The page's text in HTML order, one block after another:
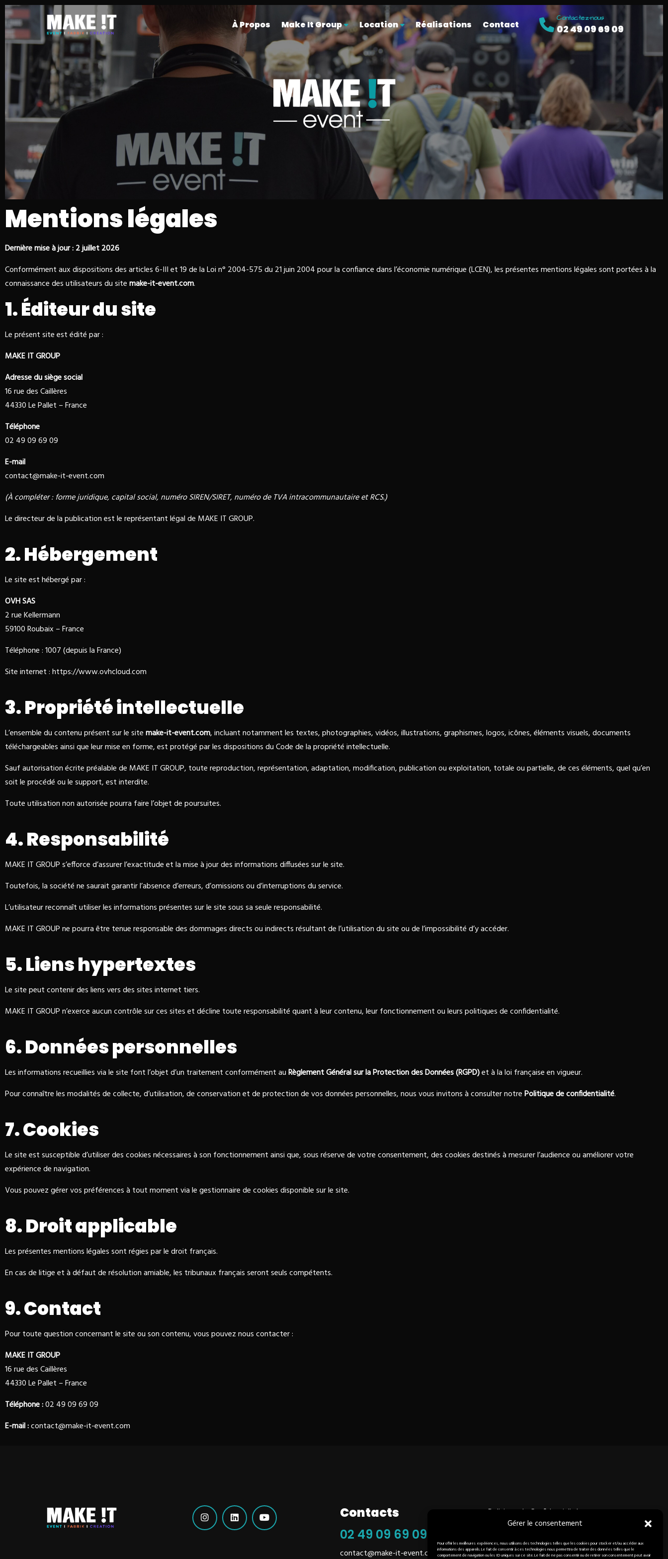
Gérer le consentement
Pour offrir les meilleures expériences, nous utilisons des technologies telles que les cookies pour stocker et/ou accéder aux
informations des appareils. Le fait de consentir à ces technologies nous permettra de traiter des données telles que le
comportement de navigation ou les ID uniques sur ce site. Le fait de ne pas consentir ou de retirer son consentement peut avoir
À Propos Make It Group Location Réalisations Contact
Contactez-nous
02 49 09 69 09
Mentions légales
Dernière mise à jour : 2 juillet 2026
Conformément aux dispositions des articles 6-III et 19 de la Loi n° 2004-575 du 21 juin 2004 pour la confiance dans l’économie numérique (LCEN), les présentes mentions légales sont portées à la
connaissance des utilisateurs du sitemake-it-event.com.
1. Éditeur du site
Le présent site est édité par :
MAKE IT GROUP
Adresse du siège social
16 rue des Caillères
44330 Le Pallet – France
Téléphone
02 49 09 69 09
E-mail
contact@make-it-event.com
(À compléter : forme juridique, capital social, numéro SIREN/SIRET, numéro de TVA intracommunautaire et RCS.)
Le directeur de la publication est le représentant légal de MAKE IT GROUP.
2. Hébergement
Le site est hébergé par :
OVH SAS
2 rue Kellermann
59100 Roubaix – France
Téléphone : 1007 (depuis la France)
Site internet :https://www.ovhcloud.com
3. Propriété intellectuelle
L’ensemble du contenu présent sur le sitemake-it-event.com, incluant notamment les textes, photographies, vidéos, illustrations, graphismes, logos, icônes, éléments visuels, documents
téléchargeables ainsi que leur mise en forme, est protégé par les dispositions du Code de la propriété intellectuelle.
Sauf autorisation écrite préalable de MAKE IT GROUP, toute reproduction, représentation, adaptation, modification, publication ou exploitation, totale ou partielle, de ces éléments, quel qu’en
soit le procédé ou le support, est interdite.
Toute utilisation non autorisée pourra faire l’objet de poursuites.
4. Responsabilité
MAKE IT GROUP s’efforce d’assurer l’exactitude et la mise à jour des informations diffusées sur le site.
Toutefois, la société ne saurait garantir l’absence d’erreurs, d’omissions ou d’interruptions du service.
L’utilisateur reconnaît utiliser les informations présentes sur le site sous sa seule responsabilité.
MAKE IT GROUP ne pourra être tenue responsable des dommages directs ou indirects résultant de l’utilisation du site ou de l’impossibilité d’y accéder.
5. Liens hypertextes
Le site peut contenir des liens vers des sites internet tiers.
MAKE IT GROUP n’exerce aucun contrôle sur ces sites et décline toute responsabilité quant à leur contenu, leur fonctionnement ou leurs politiques de confidentialité.
6. Données personnelles
Les informations recueillies via le site font l’objet d’un traitement conformément auRèglement Général sur la Protection des Données (RGPD)et à la loi française en vigueur.
Pour connaître les modalités de collecte, d’utilisation, de conservation et de protection de vos données personnelles, nous vous invitons à consulter notrePolitique de confidentialité.
7. Cookies
Le site est susceptible d’utiliser des cookies nécessaires à son fonctionnement ainsi que, sous réserve de votre consentement, des cookies destinés à mesurer l’audience ou améliorer votre
expérience de navigation.
Vous pouvez gérer vos préférences à tout moment via le gestionnaire de cookies disponible sur le site.
8. Droit applicable
Les présentes mentions légales sont régies par le droit français.
En cas de litige et à défaut de résolution amiable, les tribunaux français seront seuls compétents.
9. Contact
Pour toute question concernant le site ou son contenu, vous pouvez nous contacter :
MAKE IT GROUP
16 rue des Caillères
44330 Le Pallet – France
Téléphone :02 49 09 69 09
E-mail :contact@make-it-event.com
Contacts
02 49 09 69 09
contact@make-it-event.com
Politique de Confidentialité
Mentions Légales
©2026 Tous Droits Réservés.
ONE7.studio